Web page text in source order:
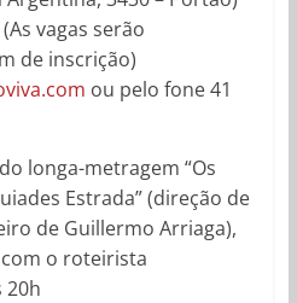
(As vagas serão
de inscrição)
ou pelo fone 41
longa-metragem “Os
Estrada” (direção de
de Guillermo Arriaga),
o roteirista
20h